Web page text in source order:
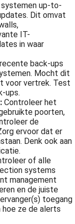
up-to-
Dit omvat
IT-
in waar
back-ups
Mocht dit
voor vertrek. Test
ups.
Controleer het
poorten,
de
ervoor dat er
Denk ook aan
of alle
systems
management
en de juiste
toegang
ze de alerts